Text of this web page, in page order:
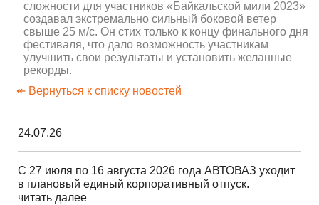
сложности для участников «Байкальской мили 2023»
создавал экстремально сильный боковой ветер
свыше 25 м/c. Он стих только к концу финального дня
фестиваля, что дало возможность участникам
улучшить свои результаты и установить желанные
рекорды.
↞ Вернуться к списку новостей
24.07.26
С 27 июля по 16 августа 2026 года АВТОВАЗ уходит
в плановый единый корпоративный отпуск.
читать далее